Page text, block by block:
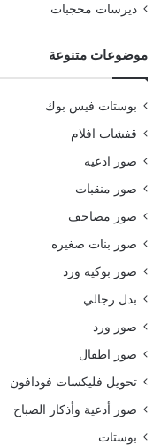
ديرسات محجبات
موضوعات متنوعة
بوستات فيس بوك
قفشات افلام
صور ادعيه
صور منقبات
صور مصاحف
صور بنات صغيره
صور بوكيه ورد
بدل رجالي
صور ورد
صور اطفال
تحويل فليكسات فودافون
صور أدعية وأذكار الصباح
بوستات